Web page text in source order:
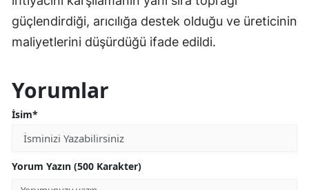
güçlendirdiği, arıcılığa destek olduğu ve üreticinin
maliyetlerini düşürdüğü ifade edildi.
Yorumlar
İsim*
Yorum Yazın (500 Karakter)